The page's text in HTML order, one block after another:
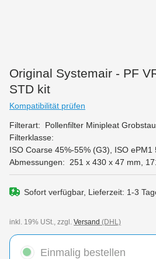
Original Systemair - PF
STD kit
Kompatibilität prüfen
Filterart: Pollenfilter Minipleat
Filterklasse:
ISO Coarse 45%-55% (G3) , ISO
Abmessungen:
251 x 430 x 47 mm
Sofort verfügbar, Lieferzeit: 1-3
inkl. 19% USt., zzgl. Versand (DHL)
Einmalig bestellen